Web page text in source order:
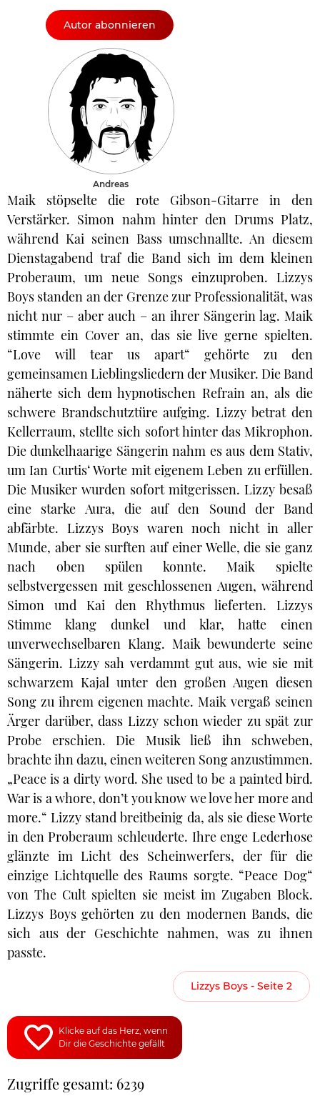
Autor abonnieren
Andreas
Maik stöpselte die rote Gibson-Gitarre in den
Verstärker. Simon nahm hinter den Drums Platz,
während Kai seinen Bass umschnallte. An diesem
Dienstagabend traf die Band sich im dem kleinen
Proberaum, um neue Songs einzuproben. Lizzys
Boys standen an der Grenze zur Professionalität, was
nicht nur – aber auch – an ihrer Sängerin lag. Maik
stimmte ein Cover an, das sie live gerne spielten.
“Love will tear us apart“ gehörte zu den
gemeinsamen Lieblingsliedern der Musiker. Die Band
näherte sich dem hypnotischen Refrain an, als die
schwere Brandschutztüre aufging. Lizzy betrat den
Kellerraum, stellte sich sofort hinter das Mikrophon.
Die dunkelhaarige Sängerin nahm es aus dem Stativ,
um Ian Curtis‘ Worte mit eigenem Leben zu erfüllen.
Die Musiker wurden sofort mitgerissen. Lizzy besaß
eine starke Aura, die auf den Sound der Band
abfärbte. Lizzys Boys waren noch nicht in aller
Munde, aber sie surften auf einer Welle, die sie ganz
nach oben spülen konnte. Maik spielte
selbstvergessen mit geschlossenen Augen, während
Simon und Kai den Rhythmus lieferten. Lizzys
Stimme klang dunkel und klar, hatte einen
unverwechselbaren Klang. Maik bewunderte seine
Sängerin. Lizzy sah verdammt gut aus, wie sie mit
schwarzem Kajal unter den großen Augen diesen
Song zu ihrem eigenen machte. Maik vergaß seinen
Ärger darüber, dass Lizzy schon wieder zu spät zur
Probe erschien. Die Musik ließ ihn schweben,
brachte ihn dazu, einen weiteren Song anzustimmen.
„Peace is a dirty word. She used to be a painted bird.
War is a whore, don’t you know we love her more and
more.“ Lizzy stand breitbeinig da, als sie diese Worte
in den Proberaum schleuderte. Ihre enge Lederhose
glänzte im Licht des Scheinwerfers, der für die
einzige Lichtquelle des Raums sorgte. “Peace Dog“
von The Cult spielten sie meist im Zugaben Block.
Lizzys Boys gehörten zu den modernen Bands, die
sich aus der Geschichte nahmen, was zu ihnen
passte.
Lizzys Boys - Seite 2
Klicke auf das Herz, wenn
Dir die Geschichte gefällt
Zugriffe gesamt: 6239